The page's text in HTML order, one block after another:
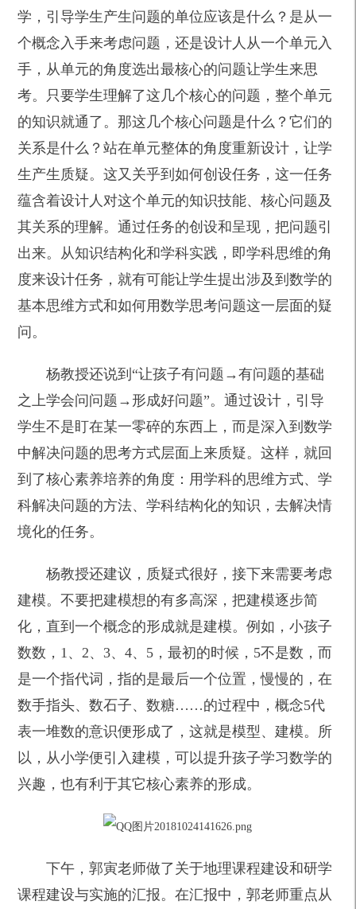
学，引导学生产生问题的单位应该是什么？是从一
个概念入手来考虑问题，还是设计人从一个单元入
手，从单元的角度选出最核心的问题让学生来思
考。只要学生理解了这几个核心的问题，整个单元
的知识就通了。那这几个核心问题是什么？它们的
关系是什么？站在单元整体的角度重新设计，让学
生产生质疑。这又关乎到如何创设任务，这一任务
蕴含着设计人对这个单元的知识技能、核心问题及
其关系的理解。通过任务的创设和呈现，把问题引
出来。从知识结构化和学科实践，即学科思维的角
度来设计任务，就有可能让学生提出涉及到数学的
基本思维方式和如何用数学思考问题这一层面的疑
问。
杨教授还说到“让孩子有问题→有问题的基础
之上学会问问题→形成好问题”。通过设计，引导
学生不是盯在某一零碎的东西上，而是深入到数学
中解决问题的思考方式层面上来质疑。这样，就回
到了核心素养培养的角度：用学科的思维方式、学
科解决问题的方法、学科结构化的知识，去解决情
境化的任务。
杨教授还建议，质疑式很好，接下来需要考虑
建模。不要把建模想的有多高深，把建模逐步简
化，直到一个概念的形成就是建模。例如，小孩子
数数，1、2、3、4、5，最初的时候，5不是数，而
是一个指代词，指的是最后一个位置，慢慢的，在
数手指头、数石子、数糖……的过程中，概念5代
表一堆数的意识便形成了，这就是模型、建模。所
以，从小学便引入建模，可以提升孩子学习数学的
兴趣，也有利于其它核心素养的形成。
下午，郭寅老师做了关于地理课程建设和研学
课程建设与实施的汇报。在汇报中，郭老师重点从